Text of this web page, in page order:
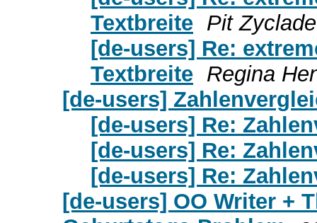
Textbreite Pit Zyclade
[de-users] Re:
Textbreite Regina
[de-users]
[de-users] Re:
[de-users] Re:
[de-users] Re:
[de-users] OO Writer +